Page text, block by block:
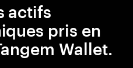
actifs
pris en
Wallet.